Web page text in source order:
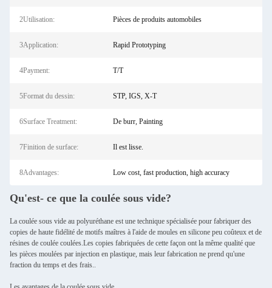
2Utilisation: Pièces de produits automobiles
3Application: Rapid Prototyping
4Payment: T/T
5Format du dessin: STP, IGS, X-T
6Surface Treatment: De burr, Painting
7Finition de surface: Il est lisse.
8Advantages: Low cost, fast production, high accuracy
Qu'est- ce que la coulée sous vide?
La coulée sous vide au polyuréthane est une technique spécialisée pour fabriquer des
copies de haute fidélité de motifs maîtres à l'aide de moules en silicone peu coûteux et de
résines de coulée coulées.Les copies fabriquées de cette façon ont la même qualité que
les pièces moulées par injection en plastique, mais leur fabrication ne prend qu'une
fraction du temps et des frais..